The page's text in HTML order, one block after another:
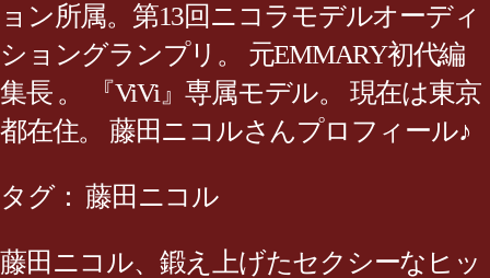
ョン所属。第13回ニコラモデルオーディ
ショングランプリ。 元EMMARY初代編
集長 。 『ViVi』専属モデル。 現在は東京
都在住。 藤田ニコルさんプロフィール♪
タグ： 藤田ニコル
藤田ニコル、鍛え上げたセクシーなヒッ